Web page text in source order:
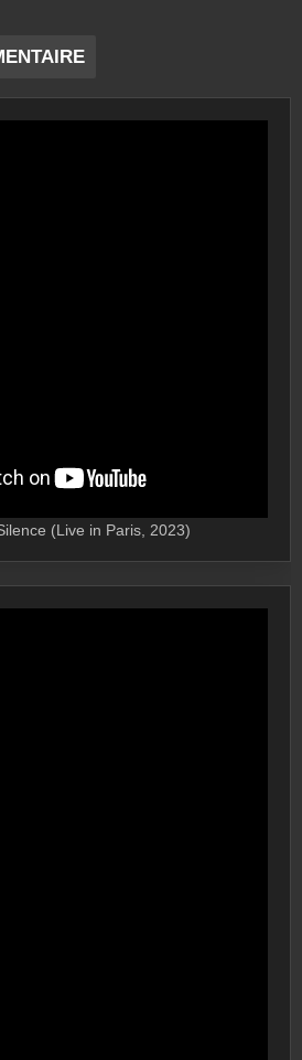
(Live in Paris, 2023)